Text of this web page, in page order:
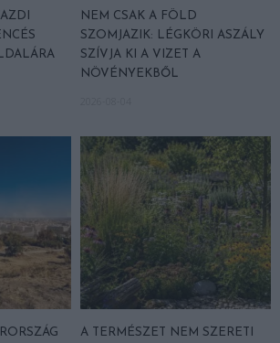
NEM CSAK A FÖLD
SZOMJAZIK: LÉGKÖRI ASZÁLY
SZÍVJA KI A VIZET A
NÖVÉNYEKBŐL
A TERMÉSZET NEM SZERETI